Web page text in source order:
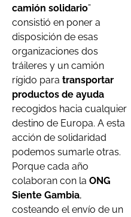
camión solidario”
consistió en poner a
disposición de esas
organizaciones dos
tráileres y un camión
rígido para transportar
productos de ayuda
recogidos hacia cualquier
destino de Europa. A esta
acción de solidaridad
podemos sumarle otras.
Porque cada año
colaboran con la ONG
Siente Gambia,
costeando el envío de un